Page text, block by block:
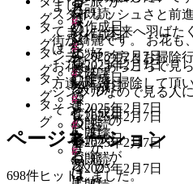
る
じ
は
じ
ま
る
る
ひ
め
じ
ほ
ど
に“好
き”が
深
ま
る“姫”の
ま
ち
ひ
め
た
る
ひ
め
じ
既読
#
ひ
め
た
る
ひ
め
じ
作成日
2025年2月7日
既読
グ
#
住
む
ほ
ど
に“好
き”が
深
ました。
作成日
2025年2月7日
既読
タ
グ
#
“人”が
ま
じ
わ
る“旅”が
は
スタイリッシュさと前
てました 未来へ羽ばた
は？
作成日
2025年2月7日
既読
タ
グ
#
住
む
ほ
ど
街が綺麗です。 お花も
ンティアの方々お掃除
作成日
2025年2月7日
既読
タ
グ
#
住
む
ほ
お花も、あちこちで見
方達が、お掃除して頂
作成日
2025年2月7日
既読
タ
グ
#
“人”が
シンプルなので見る人
そう
作成日
2025年2月7日
ページネーション
698件ヒットしました。